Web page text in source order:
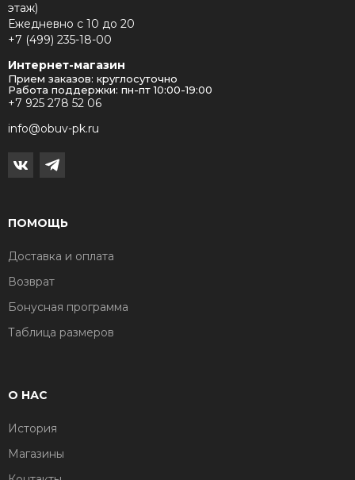
этаж)
Ежедневно с 10 до 20
+7 (499) 235-18-00
Интернет-магазин
Прием заказов: круглосуточно
Работа поддержки: пн-пт 10:00-19:00
+7 925 278 52 06
info@obuv-pk.ru
ПОМОЩЬ
Доставка и оплата
Возврат
Бонусная программа
Таблица размеров
О НАС
История
Магазины